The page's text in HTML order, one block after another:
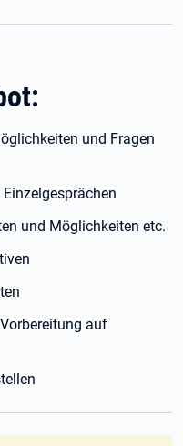
und Fragen
und Möglichkeiten etc.
auf